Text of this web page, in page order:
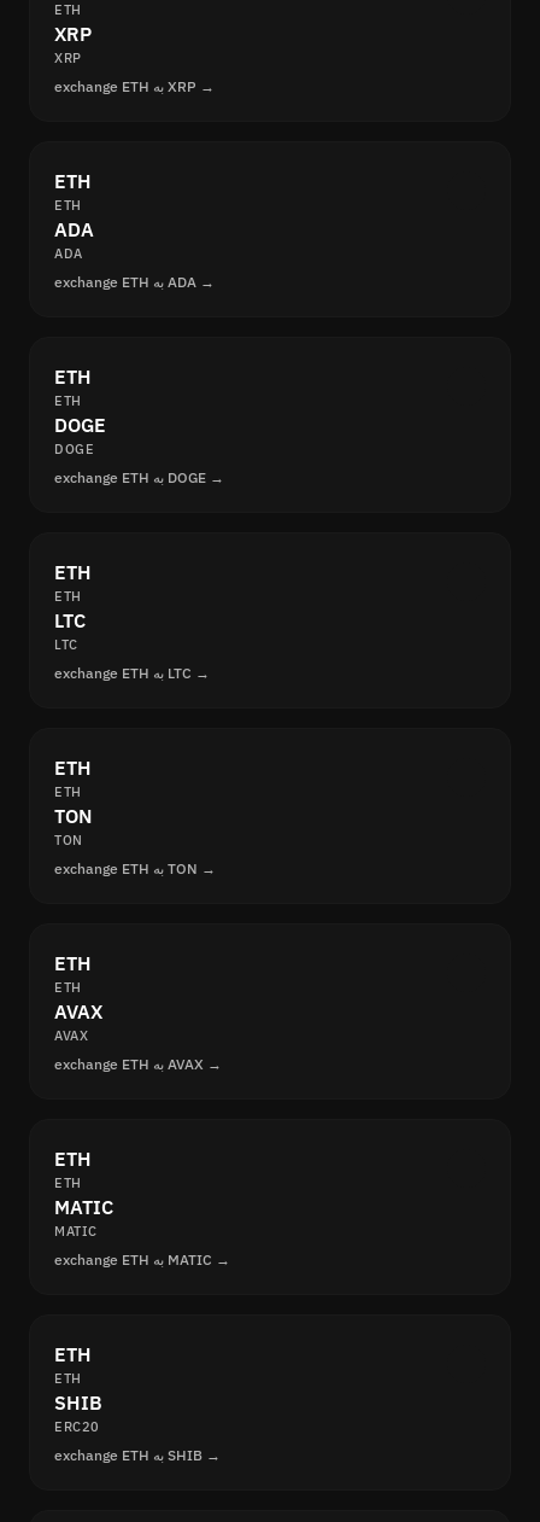
ETH
XRP
XRP
exchange ETH به XRP →
ETH
ETH
ADA
ADA
exchange ETH به ADA →
ETH
ETH
DOGE
DOGE
exchange ETH به DOGE →
ETH
ETH
LTC
LTC
exchange ETH به LTC →
ETH
ETH
TON
TON
exchange ETH به TON →
ETH
ETH
AVAX
AVAX
exchange ETH به AVAX →
ETH
ETH
MATIC
MATIC
exchange ETH به MATIC →
ETH
ETH
SHIB
ERC20
exchange ETH به SHIB →